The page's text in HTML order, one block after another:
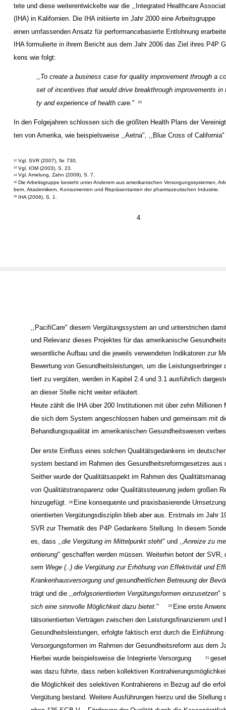
4
tete und diese weiterentwickelte war die ,,Integrated Healthcare
(IHA) in Kalifornien. Die IHA initiierte im Jahr 2000 eine Arbeitsgruppe
einen umfassenden Ansatz für performancebasierte Entlohnung
IHA formulierte in ihrem Bericht aus dem Jahr 2006 das Ziel ihres P4P
kens wie folgt:
,,To create a business case for quality improvement through a
set of incentives that would drive breakthrough improvements in
ty and experience of health care. " 16
In den Folgejahren schlossen sich die größten Health Plans der
ten von Amerika, wie beispielsweise ,,Aetna", ,,Blue Cross of California"
12 Vgl. SVR (2007), Nr. 730.
13 Vgl. IOM (2003), S. 23.
14 Vgl. Amelung, Zahn (2009), S. 7.
15 Die Arbeitsgruppe besteht unter Anderem aus amerikanischen Versorgungssystemen,
bern, Akademikern, Konsumenten und Repräsentanten der pharmazeutischen Industrie.
16 IHA (2006), S. 1.
,,PacifiCare" diesem Vergütungssystem an und unterstrichen
und Relevanz dieses Projektes für das amerikanische
wesentliche Aufbau und die jeweils verwendeten Indikatoren zur
Bewertung von Gesundheitsleistungen, um die Leistungserbringer
tiert zu vergüten, werden in Kapitel 2.4 und 3.1 ausführlich
an dieser Stelle nicht weiter erläutert.
Heute zählt die IHA über 200 Institutionen mit über zehn Millionen
die sich dem System angeschlossen haben und gemeinsam mit
Behandlungsqualität im amerikanischen Gesundheitswesen
Der erste Einfluss eines solchen Qualitätsgedankens im
system bestand im Rahmen des Gesundheitsreformgesetzes aus
Seither wurde der Qualitätsaspekt im Rahmen des
von Qualitätstransparenz oder Qualitätssteuerung jedem großen
hinzugefügt. 18 Eine konsequente und praxisbasierende
orientierten Vergütungsdisziplin blieb aber aus. Erstmals im Jahr
SVR zur Thematik des P4P Gedankens Stellung. In diesem
es, dass ,,die Vergütung im Mittelpunkt steht" und ,,Anreize zu
entierung" geschaffen werden müssen. Weiterhin betont der SVR,
sem Wege (..) die Vergütung zur Erhöhung von Effektivität und
Krankenhausversorgung und gesundheitlichen Betreuung der
trägt und die ,, erfolgsorientierten Vergütungsformen einzusetzen"
sich eine sinnvolle Möglichkeit dazu bietet. " 19 Eine erste
tätsorientierten Verträgen zwischen den Leistungsfinanzierern und
Gesundheitsleistungen, erfolgte faktisch erst durch die Einführung
Versorgungsformen im Rahmen der Gesundheitsreform aus dem
Hierbei wurde beispielsweise die Integrierte Versorgung
21
was dazu führte, dass neben kollektiven
die Möglichkeit des selektiven Kontrahierens in Bezug auf die
Vergütung bestand. Weitere Ausführungen hierzu und die Stellung